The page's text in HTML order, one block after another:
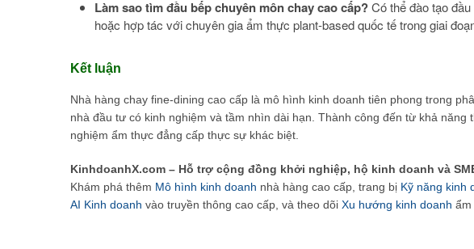
Làm sao tìm đầu bếp chuyên môn chay cao cấp?Có thể đào tạo
hoặc hợp tác với chuyên gia ẩm thực plant-based quốc tế trong giai
Kết luận
Nhà hàng chay fine-dining cao cấp là mô hình kinh doanh tiên phong trong
nhà đầu tư có kinh nghiệm và tầm nhìn dài hạn. Thành công đến từ khả
nghiệm ẩm thực đẳng cấp thực sự khác biệt.
KinhdoanhX.com – Hỗ trợ cộng đồng khởi nghiệp, hộ kinh doanh và
Khám phá thêm Mô hình kinh doanh nhà hàng cao cấp, trang bị Kỹ năng kinh
AI Kinh doanh vào truyền thông cao cấp, và theo dõi Xu hướng kinh doanh ẩm